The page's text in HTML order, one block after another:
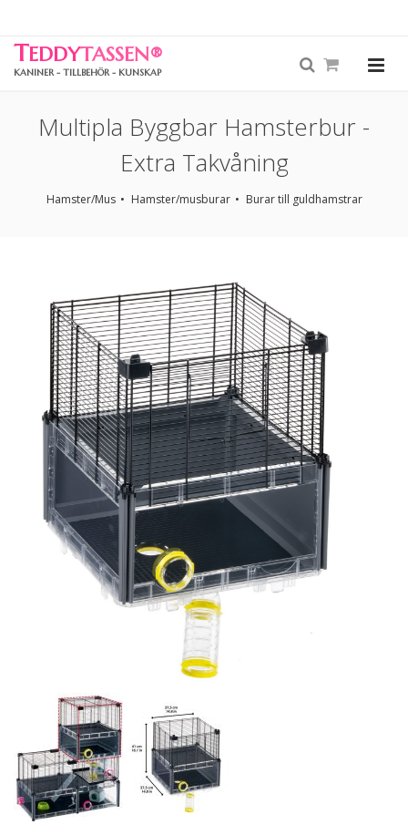
TEDDYTASSEN®
KANINER - TILLBEHÖR - KUNSKAP
Multipla Byggbar Hamsterbur -
Extra Takvåning
Hamster/Mus Hamster/musburar Burar till guldhamstrar